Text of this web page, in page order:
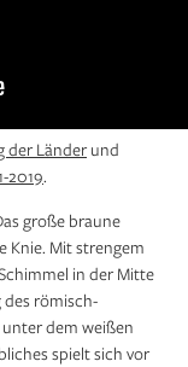
der Länder und
2019.
große braune
Knie. Mit strengem
in der Mitte
des römisch-
dem weißen
spielt sich vor